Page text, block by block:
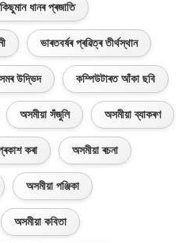
ধানৰ প্ৰজাতি
ভাৰতবৰ্ষৰ প্ৰৱিত্ৰ তীৰ্থস্থান
উদ্ভিদ কম্পিউটাৰত আঁকা ছবি
অসমীয়া সঁজুলি অসমীয়া ব্যাকৰণ
কৰা অসমীয়া ৰচনা
অসমীয়া পঞ্জিকা
অসমীয়া কবিতা